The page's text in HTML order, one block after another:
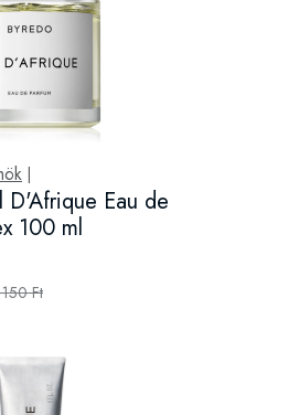
|
D'Afrique Eau de
100 ml
Ft